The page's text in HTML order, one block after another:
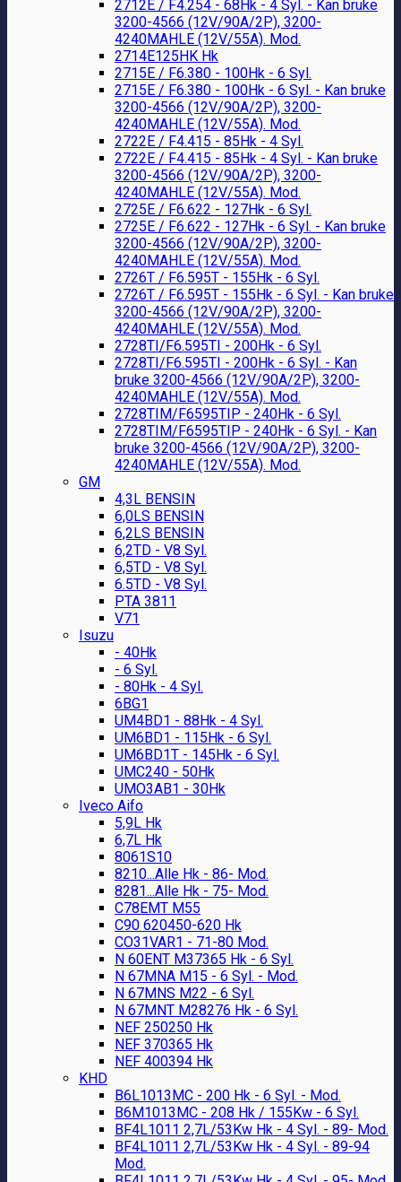
2712E / F4.254 - 68Hk - 4 Syl. - Kan bruke
3200-4566 (12V/90A/2P), 3200-
4240MAHLE (12V/55A). Mod.
2714E125HK Hk
2715E / F6.380 - 100Hk - 6 Syl.
2715E / F6.380 - 100Hk - 6 Syl. - Kan bruke
3200-4566 (12V/90A/2P), 3200-
4240MAHLE (12V/55A). Mod.
2722E / F4.415 - 85Hk - 4 Syl.
2722E / F4.415 - 85Hk - 4 Syl. - Kan bruke
3200-4566 (12V/90A/2P), 3200-
4240MAHLE (12V/55A). Mod.
2725E / F6.622 - 127Hk - 6 Syl.
2725E / F6.622 - 127Hk - 6 Syl. - Kan bruke
3200-4566 (12V/90A/2P), 3200-
4240MAHLE (12V/55A). Mod.
2726T / F6.595T - 155Hk - 6 Syl.
2726T / F6.595T - 155Hk - 6 Syl. - Kan bruke
3200-4566 (12V/90A/2P), 3200-
4240MAHLE (12V/55A). Mod.
2728TI/F6.595TI - 200Hk - 6 Syl.
2728TI/F6.595TI - 200Hk - 6 Syl. - Kan
bruke 3200-4566 (12V/90A/2P), 3200-
4240MAHLE (12V/55A). Mod.
2728TIM/F6595TIP - 240Hk - 6 Syl.
2728TIM/F6595TIP - 240Hk - 6 Syl. - Kan
bruke 3200-4566 (12V/90A/2P), 3200-
4240MAHLE (12V/55A). Mod.
GM
4,3L BENSIN
6,0LS BENSIN
6,2LS BENSIN
6,2TD - V8 Syl.
6,5TD - V8 Syl.
6.5TD - V8 Syl.
PTA 3811
V71
Isuzu
- 40Hk
- 6 Syl.
- 80Hk - 4 Syl.
6BG1
UM4BD1 - 88Hk - 4 Syl.
UM6BD1 - 115Hk - 6 Syl.
UM6BD1T - 145Hk - 6 Syl.
UMC240 - 50Hk
UMO3AB1 - 30Hk
Iveco Aifo
5,9L Hk
6,7L Hk
8061S10
8210...Alle Hk - 86- Mod.
8281...Alle Hk - 75- Mod.
C78EMT M55
C90 620450-620 Hk
CO31VAR1 - 71-80 Mod.
N 60ENT M37365 Hk - 6 Syl.
N 67MNA M15 - 6 Syl. - Mod.
N 67MNS M22 - 6 Syl.
N 67MNT M28276 Hk - 6 Syl.
NEF 250250 Hk
NEF 370365 Hk
NEF 400394 Hk
KHD
B6L1013MC - 200 Hk - 6 Syl. - Mod.
B6M1013MC - 208 Hk / 155Kw - 6 Syl.
BF4L1011 2,7L/53Kw Hk - 4 Syl. - 89- Mod.
BF4L1011 2,7L/53Kw Hk - 4 Syl. - 89-94
Mod.